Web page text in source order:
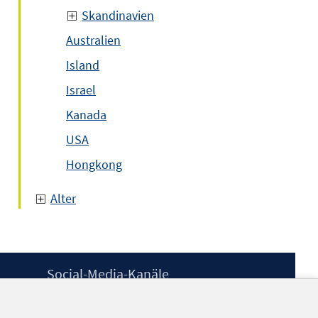
Skandinavien
Australien
Island
Israel
Kanada
USA
Hongkong
Alter
Social-Media-Kanäle